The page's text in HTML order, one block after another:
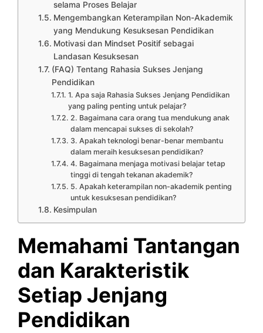
selama Proses Belajar
Mengembangkan Keterampilan Non-Akademik
yang Mendukung Kesuksesan Pendidikan
Motivasi dan Mindset Positif sebagai
Landasan Kesuksesan
(FAQ) Tentang Rahasia Sukses Jenjang
Pendidikan
1. Apa saja Rahasia Sukses Jenjang Pendidikan
yang paling penting untuk pelajar?
2. Bagaimana cara orang tua mendukung anak
dalam mencapai sukses di sekolah?
3. Apakah teknologi benar-benar membantu
dalam meraih kesuksesan pendidikan?
4. Bagaimana menjaga motivasi belajar tetap
tinggi di tengah tekanan akademik?
5. Apakah keterampilan non-akademik penting
untuk kesuksesan pendidikan?
Kesimpulan
Memahami Tantangan
dan Karakteristik
Setiap Jenjang
Pendidikan